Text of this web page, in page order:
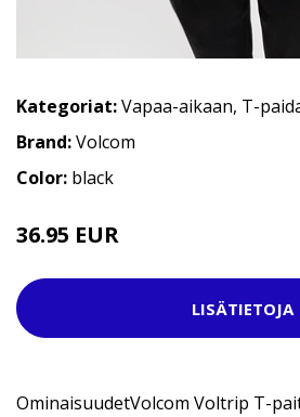
Kategoriat:Vapaa-aikaan, T-
Brand:Volcom
Color: black
36.95 EUR
LISÄTIETOJA
OminaisuudetVolcom Voltrip T-